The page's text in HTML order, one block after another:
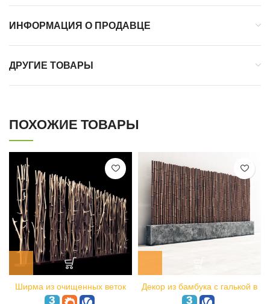
ИНФОРМАЦИЯ О ПРОДАВЦЕ
ДРУГИЕ ТОВАРЫ
ПОХОЖИЕ ТОВАРЫ
Ширма из очищенных веток
для декора n1
Декор из бамбука с галькой в
основании